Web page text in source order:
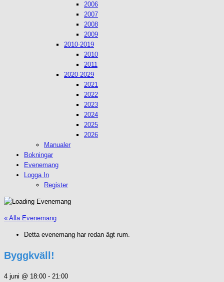
2006
2007
2008
2009
2010-2019
2010
2011
2020-2029
2021
2022
2023
2024
2025
2026
Manualer
Bokningar
Evenemang
Logga In
Register
« Alla Evenemang
Detta evenemang har redan ägt rum.
Byggkväll!
4 juni @ 18:00 - 21:00